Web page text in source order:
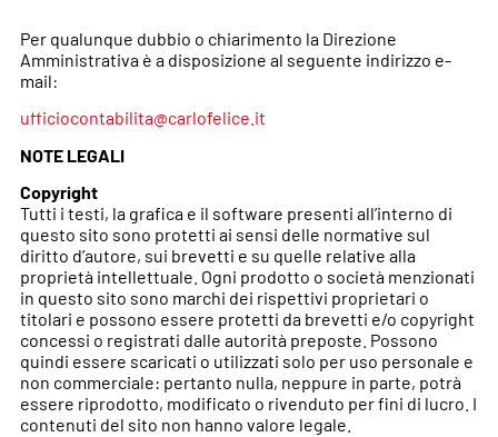
Per qualunque dubbio o chiarimento la Direzione
Amministrativa è a disposizione al seguente indirizzo e-
mail:
ufficiocontabilita@carlofelice.it
NOTE LEGALI
Copyright
Tutti i testi, la grafica e il software presenti all’interno di
questo sito sono protetti ai sensi delle normative sul
diritto d’autore, sui brevetti e su quelle relative alla
proprietà intellettuale. Ogni prodotto o società menzionati
in questo sito sono marchi dei rispettivi proprietari o
titolari e possono essere protetti da brevetti e/o copyright
concessi o registrati dalle autorità preposte. Possono
quindi essere scaricati o utilizzati solo per uso personale e
non commerciale: pertanto nulla, neppure in parte, potrà
essere riprodotto, modificato o rivenduto per fini di lucro. I
contenuti del sito non hanno valore legale.